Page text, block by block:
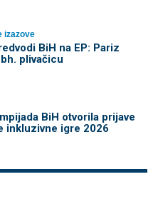
izazove
BiH na EP: Pariz
plivačicu
BiH otvorila prijave
inkluzivne igre 2026